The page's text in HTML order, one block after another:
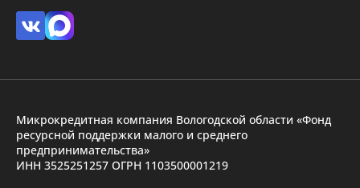
Микрокредитная компания Вологодской области «Фонд
ресурсной поддержки малого и среднего
предпринимательства»
ИНН 3525251257 ОГРН 1103500001219